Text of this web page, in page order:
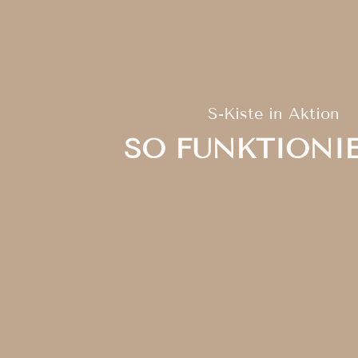
S-Kiste in Aktion
SO